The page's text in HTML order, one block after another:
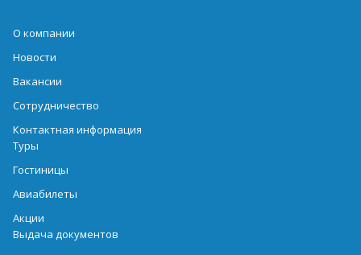
О компании
Новости
Вакансии
Сотрудничество
Контактная информация
Туры
Гостиницы
Авиабилеты
Акции
Выдача документов